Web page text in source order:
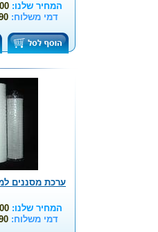
המחיר שלנו:
דמי משלוח:
ערכת מסננים
המחיר שלנו:
דמי משלוח: